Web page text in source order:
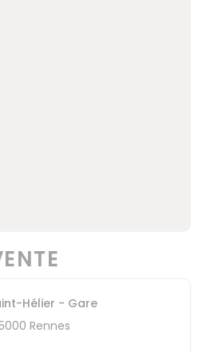
Hélier - Gare
Rennes